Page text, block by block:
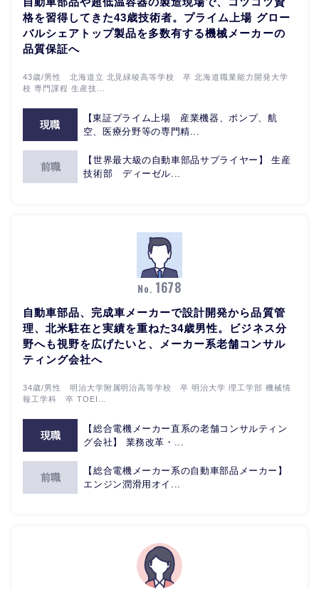
格を習得してきた43歳技術者。プライム上場 グロー
バルシェアトップ製品を多数有する機械メーカーの
品質保証へ
43歳/男性 北海道立 北見緑稜高等学校 卒 北海道職業能力開発大学
校 専門課程 生産技...
現職
【東証プライム上場 産業機器、ポンプ、航
空、医療分野等の専門精...
前職
【世界最大級の自動車部品サプライヤー】 生産
技術部 ディーゼル...
No. 1678
自動車部品、完成車メーカーで設計開発から品質管
理、北米駐在と実績を重ねた34歳男性。ビジネス分
野へも視野を広げたいと、メーカー系老舗コンサル
ティング会社へ
34歳/男性 明治大学附属明治高等学校 卒 明治大学 理工学部 機械情
報工学科 卒 TOEI...
現職
【総合電機メーカー直系の老舗コンサルティン
グ会社】 業務改革・...
前職
【総合電機メーカー系の自動車部品メーカー】
エンジン潤滑用オイ...